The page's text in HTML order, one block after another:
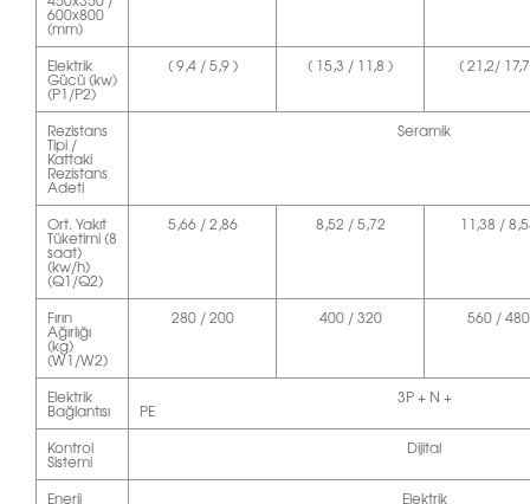
600x800
(mm)
Elektrik
Gücü (kw)
(P1/P2)
( 9,4 / 5,9 ) ( 15,3 / 11,8 ) ( 21,2/
Rezistans
Tipi /
Kattaki
Rezistans
Adeti
Seramik
Ort. Yakıt
Tüketimi (8
saat)
(kw/h)
(Q1/Q2)
5,66 / 2,86 8,52 / 5,72 11,38 /
Fırın
Ağırlığı
(kg)
(W1/W2)
280 / 200 400 / 320 560 / 480
Elektrik
Bağlantısı
3P + N +
Kontrol
Sistemi
Dijital
Enerji Elektrik